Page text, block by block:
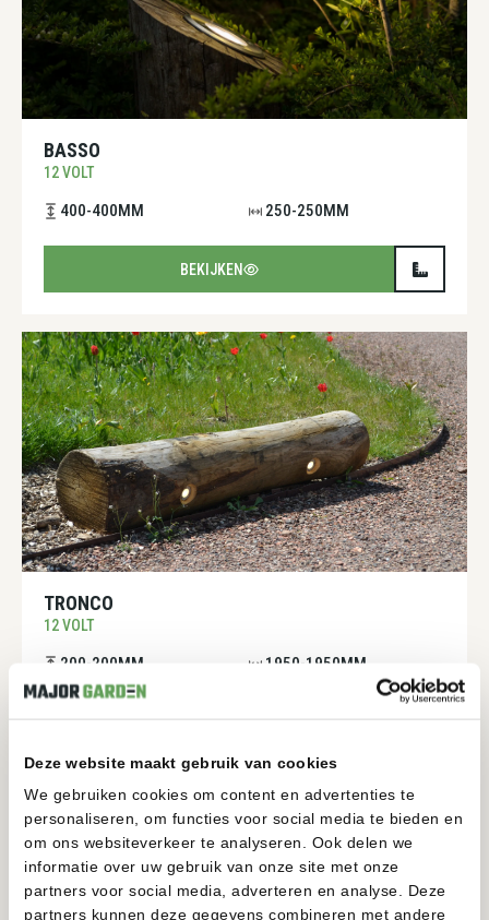
Deze website maakt gebruik van cookies
We gebruiken cookies om content en advertenties te
personaliseren, om functies voor social media te bieden en
om ons websiteverkeer te analyseren. Ook delen we
informatie over uw gebruik van onze site met onze
partners voor social media, adverteren en analyse. Deze
partners kunnen deze gegevens combineren met andere
BASSO
12 VOLT
400-400MM 250-250MM
BEKIJKEN
TRONCO
12 VOLT
200-200MM 1950-1950MM
BEKIJKEN